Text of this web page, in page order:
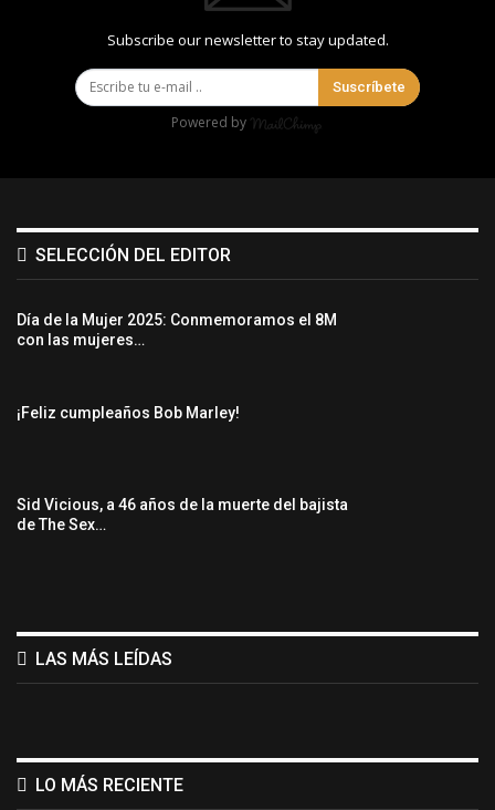
Subscribe our newsletter to stay updated.
Suscríbete
Powered by
SELECCIÓN DEL EDITOR
Día de la Mujer 2025: Conmemoramos el 8M
con las mujeres…
¡Feliz cumpleaños Bob Marley!
Sid Vicious, a 46 años de la muerte del bajista
de The Sex…
LAS MÁS LEÍDAS
LO MÁS RECIENTE